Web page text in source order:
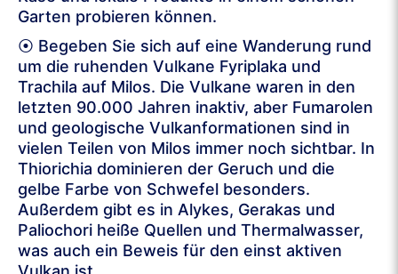
Garten probieren können.
⦿ Begeben Sie sich auf eine Wanderung rund
um die ruhenden Vulkane Fyriplaka und
Trachila auf Milos. Die Vulkane waren in den
letzten 90.000 Jahren inaktiv, aber Fumarolen
und geologische Vulkanformationen sind in
vielen Teilen von Milos immer noch sichtbar. In
Thiorichia dominieren der Geruch und die
gelbe Farbe von Schwefel besonders.
Außerdem gibt es in Alykes, Gerakas und
Paliochori heiße Quellen und Thermalwasser,
was auch ein Beweis für den einst aktiven